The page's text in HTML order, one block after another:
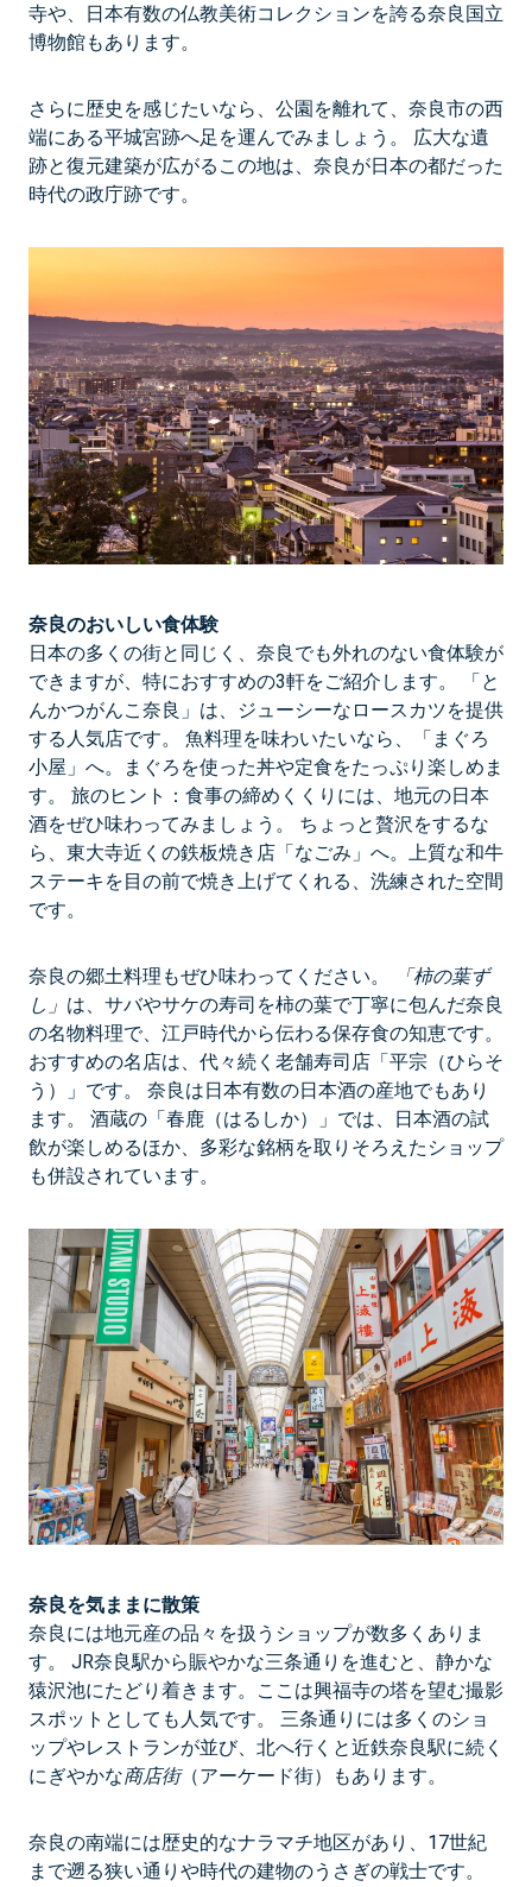
寺や、日本有数の仏教美術コレクションを誇る奈良国立
博物館もあります。
さらに歴史を感じたいなら、公園を離れて、奈良市の西
端にある平城宮跡へ足を運んでみましょう。 広大な遺
跡と復元建築が広がるこの地は、奈良が日本の都だった
時代の政庁跡です。
奈良のおいしい食体験
日本の多くの街と同じく、奈良でも外れのない食体験が
できますが、特におすすめの3軒をご紹介します。 「と
んかつがんこ奈良」は、ジューシーなロースカツを提供
する人気店です。 魚料理を味わいたいなら、「まぐろ
小屋」へ。まぐろを使った丼や定食をたっぷり楽しめま
す。 旅のヒント：食事の締めくくりには、地元の日本
酒をぜひ味わってみましょう。 ちょっと贅沢をするな
ら、東大寺近くの鉄板焼き店「なごみ」へ。上質な和牛
ステーキを目の前で焼き上げてくれる、洗練された空間
です。
奈良の郷土料理もぜひ味わってください。
「柿の葉ず
し」 は、サバやサケの寿司を柿の葉で丁寧に包んだ奈良
の名物料理で、江戸時代から伝わる保存食の知恵です。
おすすめの名店は、代々続く老舗寿司店「平宗（ひらそ
う）」です。 奈良は日本有数の日本酒の産地でもあり
ます。 酒蔵の「春鹿（はるしか）」では、日本酒の試
飲が楽しめるほか、多彩な銘柄を取りそろえたショップ
も併設されています。
奈良を気ままに散策
奈良には地元産の品々を扱うショップが数多くありま
す。 JR奈良駅から賑やかな三条通りを進むと、静かな
猿沢池にたどり着きます。ここは興福寺の塔を望む撮影
スポットとしても人気です。 三条通りには多くのショ
ップやレストランが並び、北へ行くと近鉄奈良駅に続く
にぎやかな商店街（アーケード街）もあります。
奈良の南端には歴史的なナラマチ地区があり、17世紀
まで遡る狭い通りや時代の建物のうさぎの戦士です。